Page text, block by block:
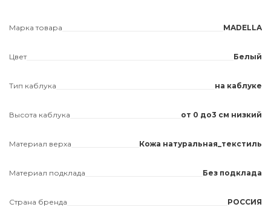
Марка товара MADELLA
Цвет Белый
Тип каблука на каблуке
Высота каблука от 0 до3 см низкий
Материал верха Кожа натуральная_текстиль
Материал подклада Без подклада
Страна бренда РОССИЯ